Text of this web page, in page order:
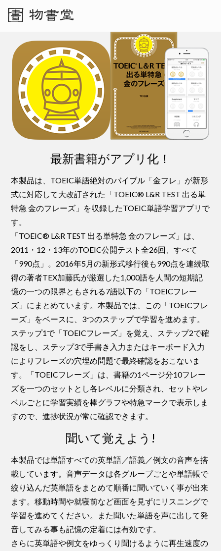
最新書籍がアプリ化！
本製品は、TOEIC単語絶対のバイブル「金フレ」が新形
式に対応して大改訂された「TOEIC® L&R TEST 出る単
特急 金のフレーズ」を収録したTOEIC単語学習アプリで
す。
「TOEIC® L&R TEST 出る単特急 金のフレーズ」は、
2011・12・13年のTOEIC公開テスト全26回、すべて
「990点」。2016年5月の新形式移行後も990点を連続取
得の著者TEX加藤氏が厳選した1,000語を人間の短期記
憶の一つの限界ともされる7語以下の「TOEICフレー
ズ」にまとめています。本製品では、この「TOEICフレ
ーズ」をベースに、3つのステップで学習を進めます。
ステップ1で「TOEICフレーズ」を覚え、ステップ2で確
認をし、ステップ3で手書き入力またはキーボード入力
によりフレーズの穴埋め問題で最終確認をおこないま
す。「TOEICフレーズ」は、書籍の1ページ分10フレー
ズを一つのセットとし各レベルに分類され、セットやレ
ベルごとに学習実績を棒グラフや特急マークで表示しま
すので、進捗状況が常に確認できます。
聞いて覚えよう!
本製品では単語すべての英単語／語義／例文の音声を搭
載しています。音声データは各グループごとや単語帳で
絞り込んだ英単語をまとめて順番に聞いていく事が出来
ます。移動時間や就寝前など画面を見ずにリスニングで
学習を進めてください。また聞いた単語を声に出して発
音してみる事も記憶の定着には有効です。
さらに英単語や例文をゆっくり聞けるように再生速度の